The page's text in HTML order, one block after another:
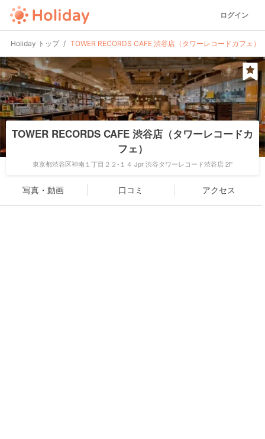
ログイン
Holiday トップ TOWER RECORDS CAFE 渋谷店（タワーレコードカフェ）
TOWER RECORDS CAFE 渋谷店（タワーレコードカ
フェ）
東京都渋谷区神南１丁目２２-１４ Jpr 渋谷タワーレコード渋谷店 2F
写真・動画 口コミ アクセス